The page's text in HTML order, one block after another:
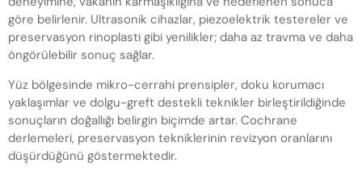
göre belirlenir. Ultrasonik cihazlar, piezoelektrik testereler ve
preservasyon rinoplasti gibi yenilikler; daha az travma ve daha
öngörülebilir sonuç sağlar.
Yüz bölgesinde mikro-cerrahi prensipler, doku korumacı
yaklaşımlar ve dolgu-greft destekli teknikler birleştirildiğinde
sonuçların doğallığı belirgin biçimde artar. Cochrane
derlemeleri, preservasyon tekniklerinin revizyon oranlarını
düşürdüğünü göstermektedir.